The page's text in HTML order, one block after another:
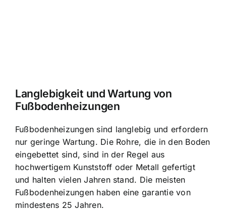
Langlebigkeit und Wartung von
Fußbodenheizungen
Fußbodenheizungen sind langlebig und erfordern
nur geringe Wartung. Die Rohre, die in den Boden
eingebettet sind, sind in der Regel aus
hochwertigem Kunststoff oder Metall gefertigt
und halten vielen Jahren stand. Die meisten
Fußbodenheizungen haben eine garantie von
mindestens 25 Jahren.